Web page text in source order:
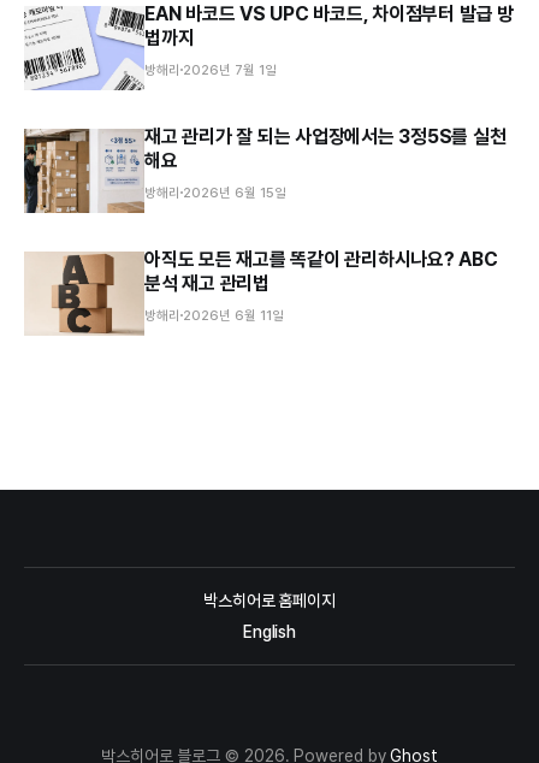
EAN 바코드 VS UPC 바코드, 차이점부터 발급 방
법까지
방해리 2026년 7월 1일
재고 관리가 잘 되는 사업장에서는 3정5S를 실천
해요
방해리 2026년 6월 15일
아직도 모든 재고를 똑같이 관리하시나요? ABC
분석 재고 관리법
방해리 2026년 6월 11일
박스히어로 홈페이지
English
박스히어로 블로그 © 2026. Powered byGhost